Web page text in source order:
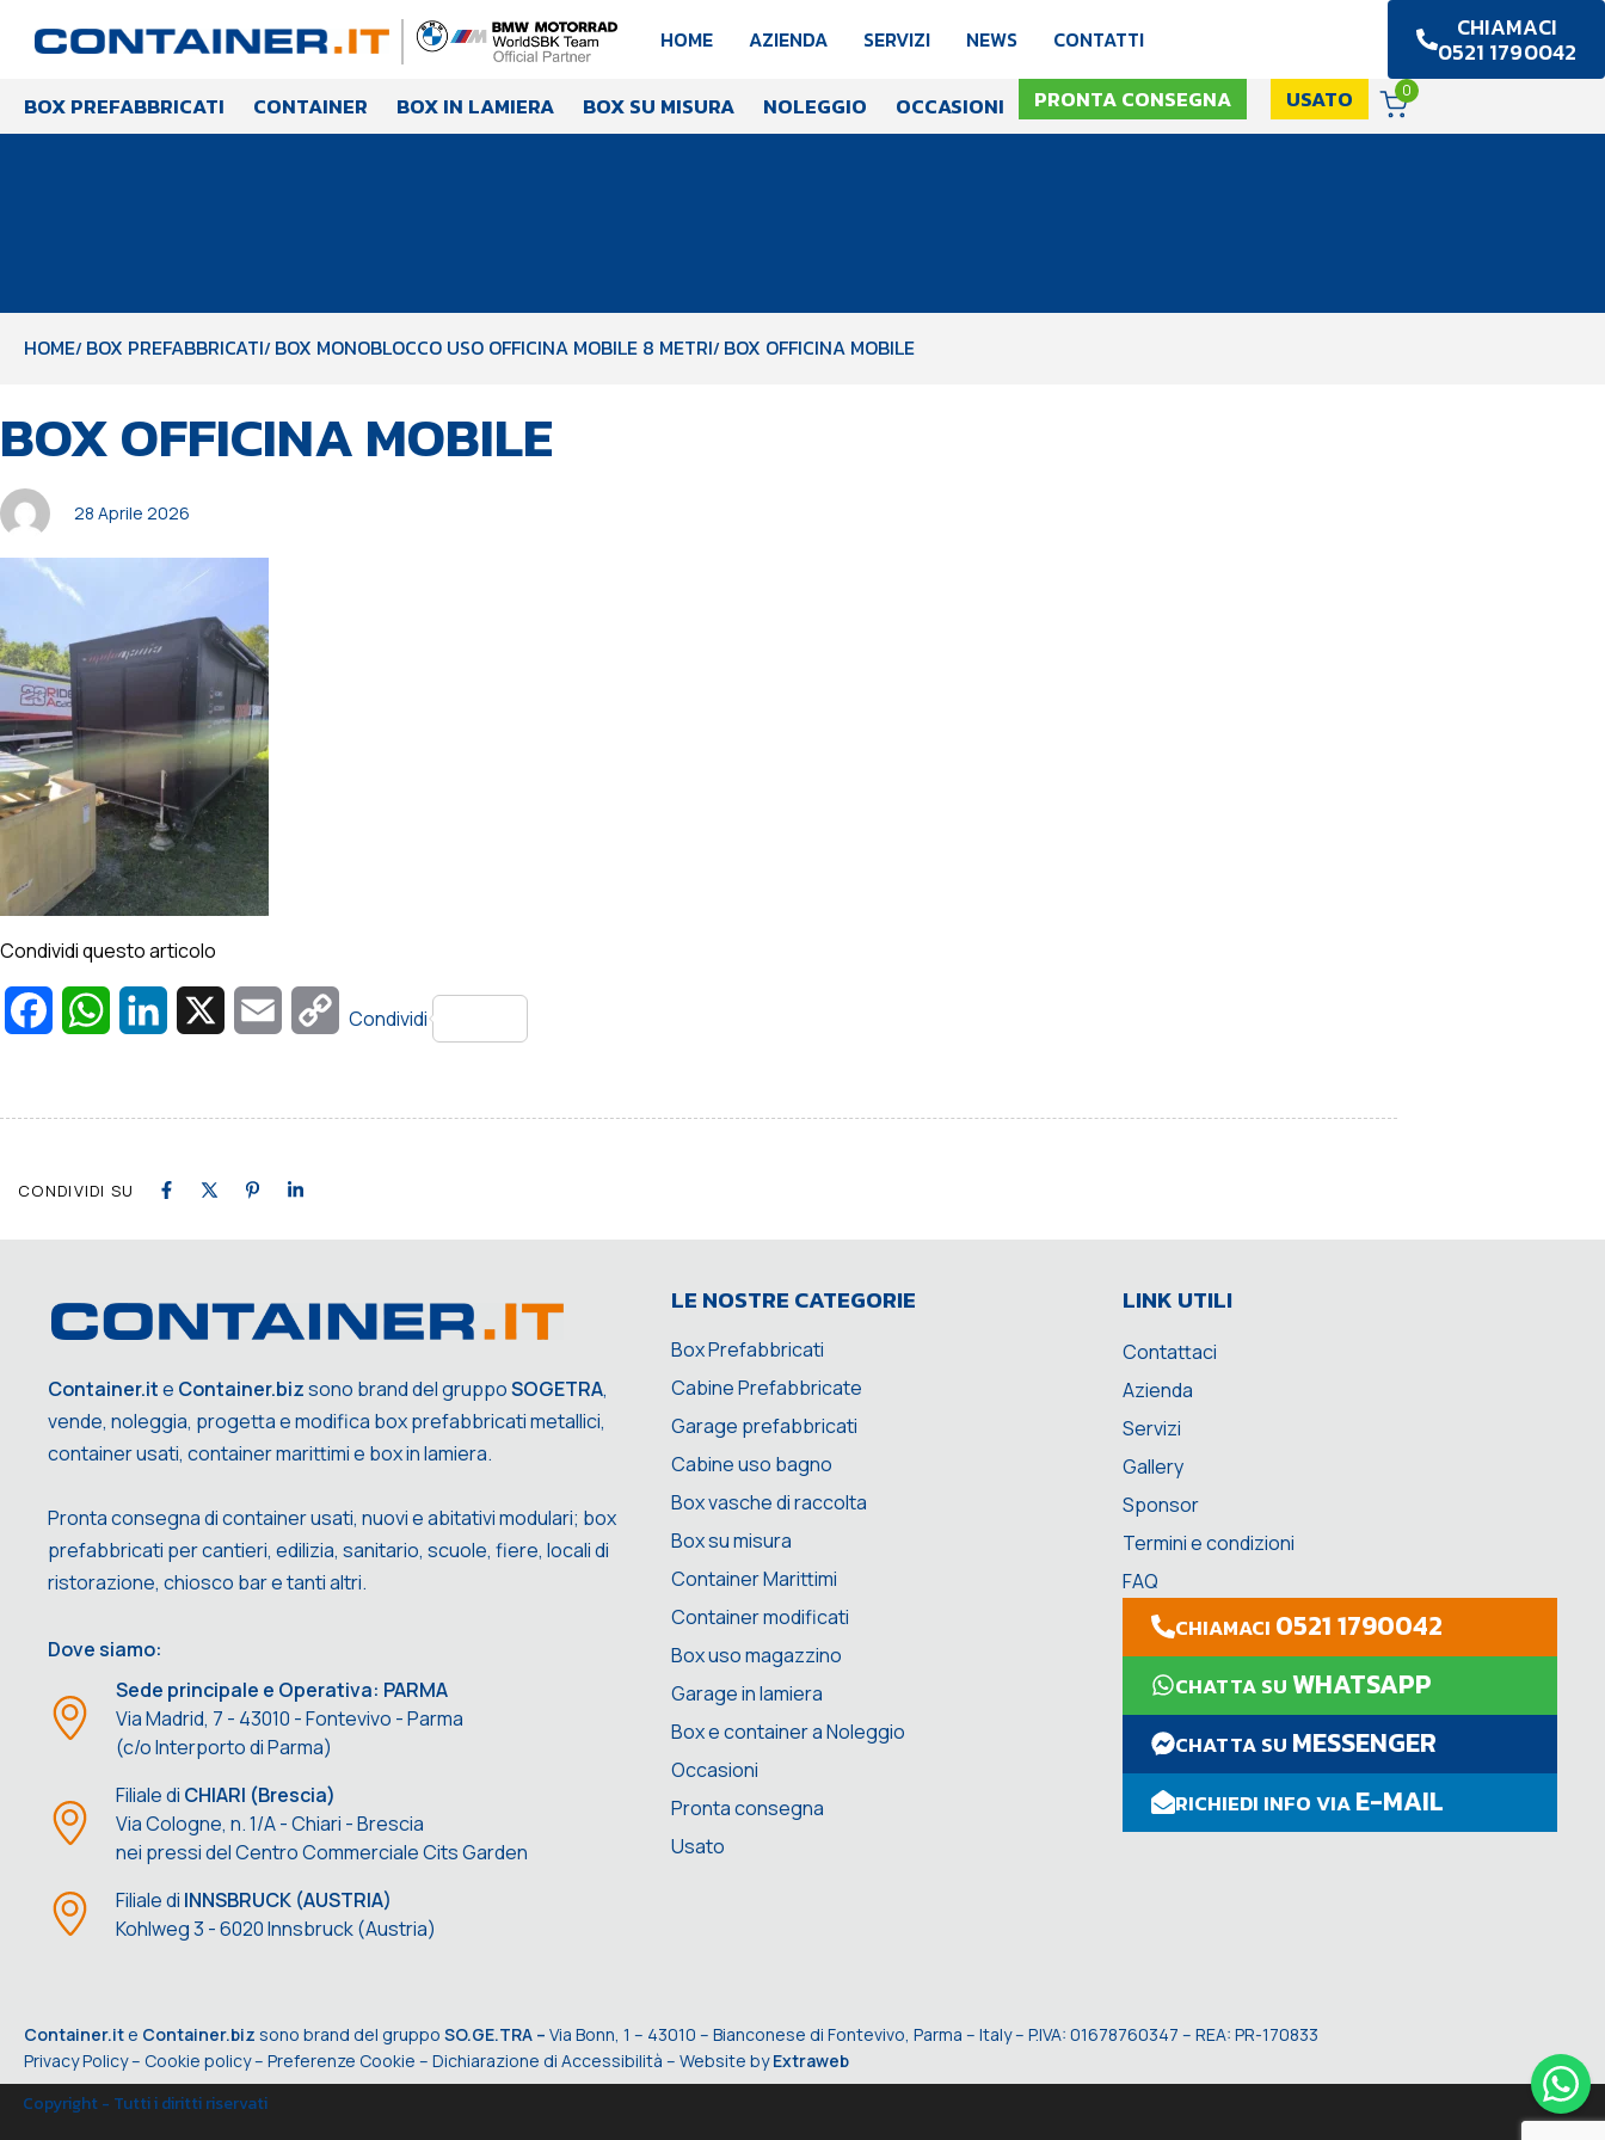
HOME AZIENDA SERVIZI NEWS CONTATTI CHIAMACI
0521 1790042
BOX PREFABBRICATI CONTAINER BOX IN LAMIERA BOX SU MISURA NOLEGGIO OCCASIONI PRONTA CONSEGNA USATO 0
HOME BOX PREFABBRICATI BOX MONOBLOCCO USO OFFICINA MOBILE 8 METRI BOX OFFICINA MOBILE
IN:
BOX OFFICINA MOBILE
il:
28 Aprile 2026
Condividi questo articolo
FacebookWhatsAppLinkedIn Email
Copy
Condividi
CONDIVIDI SU
Container.ite Container.bizsono brand del gruppoSOGETRA,
vende, noleggia, progetta e modifica box prefabbricati metallici,
container usati, container marittimi e box in lamiera.
Pronta consegna di container usati, nuovi e abitativi modulari; box
prefabbricati per cantieri, edilizia, sanitario, scuole, fiere, locali di
ristorazione, chiosco bar e tanti altri.
Dove siamo:
Sede principale e Operativa: PARMA
Via Madrid, 7 - 43010 - Fontevivo - Parma
(c/o Interporto di Parma)
Filiale di CHIARI (Brescia)
Via Cologne, n. 1/A - Chiari - Brescia
nei pressi del Centro Commerciale Cits Garden
Filiale di INNSBRUCK (AUSTRIA)
Kohlweg 3 - 6020 Innsbruck (Austria)
LE NOSTRE CATEGORIE
Box Prefabbricati
Cabine Prefabbricate
Garage prefabbricati
Cabine uso bagno
Box vasche di raccolta
Box su misura
Container Marittimi
Container modificati
Box uso magazzino
Garage in lamiera
Box e container a Noleggio
Occasioni
Pronta consegna
Usato
LINK UTILI
Contattaci
Azienda
Servizi
Gallery
Sponsor
Termini e condizioni
FAQ
CHIAMACI 0521 1790042
CHATTA SUWHATSAPP
CHATTA SU MESSENGER
RICHIEDI INFO VIA E-MAIL
Container.it e Container.biz sono brand del gruppo SO.GE.TRA – Via Bonn, 1 – 43010 – Bianconese di Fontevivo, Parma – Italy – P.IVA: 01678760347 – REA: PR-170833
Privacy Policy– Cookie policy– Preferenze Cookie – Dichiarazione di Accessibilità – Website byExtraweb
Copyright - Tutti i diritti riservati